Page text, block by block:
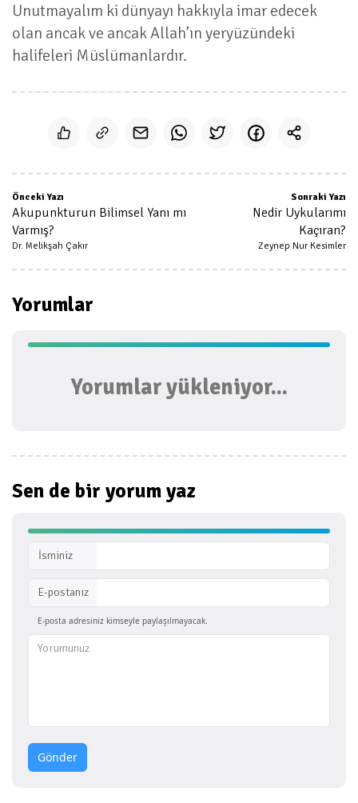
Unutmayalım ki dünyayı hakkıyla imar edecek
olan ancak ve ancak Allah’ın yeryüzündeki
halifeleri Müslümanlardır.
Önceki Yazı
Akupunkturun Bilimsel Yanı mı
Varmış?
Dr. Melikşah Çakır
Sonraki Yazı
Nedir Uykularımı
Kaçıran?
Zeynep Nur Kesimler
Yorumlar
Yorumlar yükleniyor...
Sen de bir yorum yaz
İsminiz
E-postanız
E-posta adresiniz kimseyle paylaşılmayacak.
Gönder